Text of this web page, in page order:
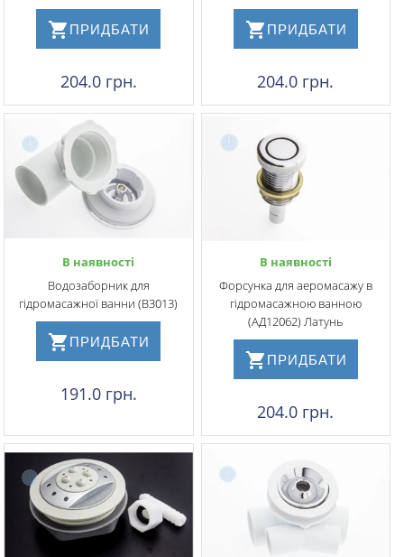
ПРИДБАТИ
204.0 грн.
ПРИДБАТИ
204.0 грн.
В наявності
Водозаборник для
гідромасажної ванни (ВЗ013)
ПРИДБАТИ
191.0 грн.
В наявності
Форсунка для аеромасажу в
гідромасажною ванною
(АД12062) Латунь
ПРИДБАТИ
204.0 грн.